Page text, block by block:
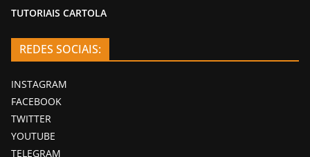
TUTORIAIS CARTOLA
REDES SOCIAIS:
INSTAGRAM
FACEBOOK
TWITTER
YOUTUBE
TELEGRAM